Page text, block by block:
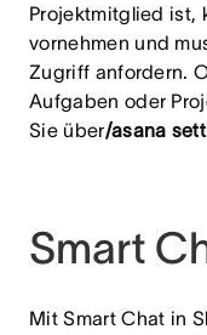
Projektmitglied ist,
vornehmen und
Zugriff anfordern.
Aufgaben oder
Sie über/asana
Smart
Mit Smart Chat in